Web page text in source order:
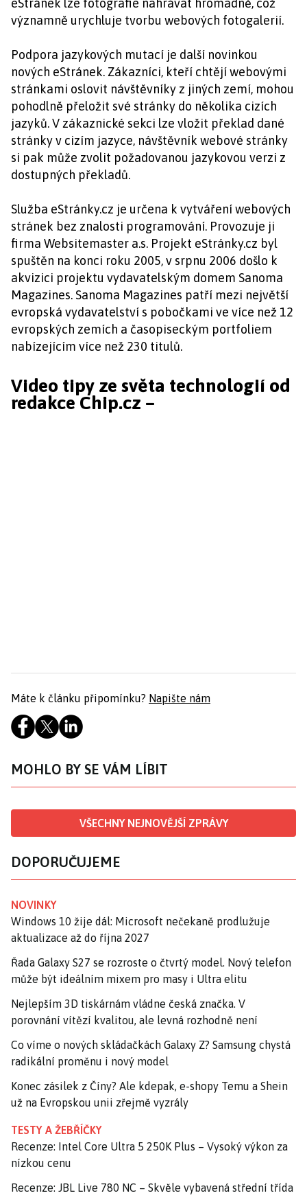
eStránek lze fotografie nahrávat hromadně, což
významně urychluje tvorbu webových fotogalerií.
Podpora jazykových mutací je další novinkou
nových eStránek. Zákazníci, kteří chtějí webovými
stránkami oslovit návštěvníky z jiných zemí, mohou
pohodlně přeložit své stránky do několika cizích
jazyků. V zákaznické sekci lze vložit překlad dané
stránky v cizím jazyce, návštěvník webové stránky
si pak může zvolit požadovanou jazykovou verzi z
dostupných překladů.
Služba eStránky.cz je určena k vytváření webových
stránek bez znalosti programování. Provozuje ji
firma Websitemaster a.s. Projekt eStránky.cz byl
spuštěn na konci roku 2005, v srpnu 2006 došlo k
akvizici projektu vydavatelským domem Sanoma
Magazines. Sanoma Magazines patří mezi největší
evropská vydavatelství s pobočkami ve více než 12
evropských zemích a časopiseckým portfoliem
nabízejícím více než 230 titulů.
Video tipy ze světa technologií od
redakce Chip.cz –
Máte k článku připomínku? Napište nám
MOHLO BY SE VÁM LÍBIT
VŠECHNY NEJNOVĚJŠÍ ZPRÁVY
DOPORUČUJEME
NOVINKY
Windows 10 žije dál: Microsoft nečekaně prodlužuje
aktualizace až do října 2027
Řada Galaxy S27 se rozroste o čtvrtý model. Nový telefon
může být ideálním mixem pro masy i Ultra elitu
Nejlepším 3D tiskárnám vládne česká značka. V
porovnání vítězí kvalitou, ale levná rozhodně není
Co víme o nových skládačkách Galaxy Z? Samsung chystá
radikální proměnu i nový model
Konec zásilek z Číny? Ale kdepak, e-shopy Temu a Shein
už na Evropskou unii zřejmě vyzrály
TESTY A ŽEBŘÍČKY
Recenze: Intel Core Ultra 5 250K Plus – Vysoký výkon za
nízkou cenu
Recenze: JBL Live 780 NC – Skvěle vybavená střední třída